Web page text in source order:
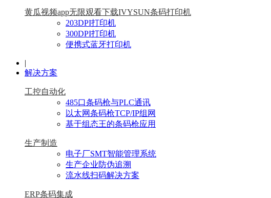
黄瓜视频app无限观看下载IVYSUN条码打印机
203DPI打印机
300DPI打印机
便携式蓝牙打印机
|
解决方案
工控自动化
485口条码枪与PLC通讯
以太网条码枪TCP/IP组网
基于组态王的条码枪应用
生产制造
电子厂SMT智能管理系统
生产企业防伪追溯
流水线扫码解决方案
ERP条码集成